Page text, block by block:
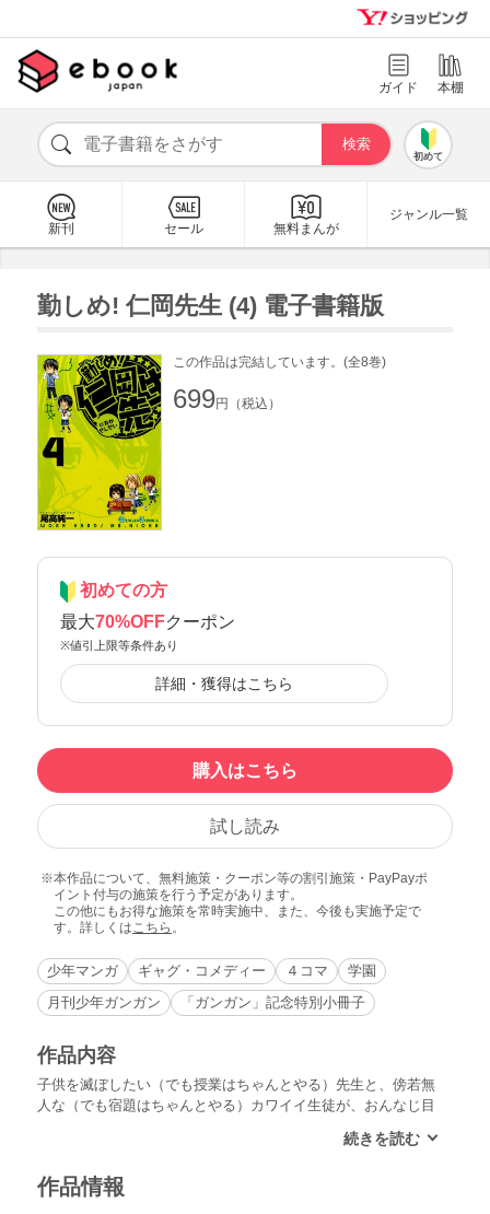
ガイド 本棚
初めて
新刊 セール 無料まんが
ジャンル一覧
勤しめ! 仁岡先生 (4) 電子書籍版
この作品は完結しています。(全8巻)
699円（税込）
初めての方
最大70%OFFクーポン
※値引上限等条件あり
詳細・獲得はこちら
購入はこちら
試し読み
本作品について、無料施策・クーポン等の割引施策・PayPayポ
イント付与の施策を行う予定があります。
この他にもお得な施策を常時実施中、また、今後も実施予定で
す。詳しくは こちら 。
少年マンガ ギャグ・コメディー ４コマ
学園
月刊少年ガンガン
「ガンガン」記念特別小冊子
作品内容
子供を滅ぼしたい（でも授業はちゃんとやる）先生と、傍若無
人な（でも宿題はちゃんとやる）カワイイ生徒が、おんなじ目
ら、花火にバスケにお見舞い（!?）に、なんだかんだで、一緒
ャッター☆☆
作品情報